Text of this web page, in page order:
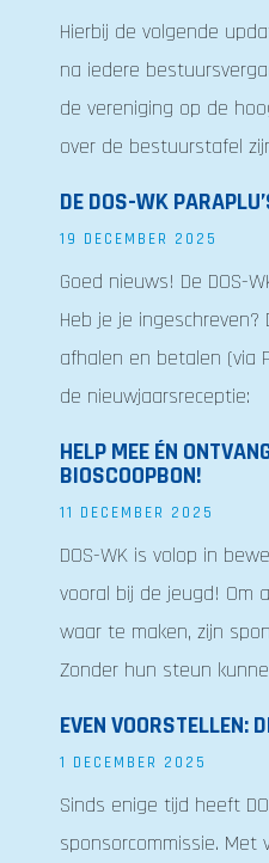
Hierbij de volgende
na iedere
de vereniging op de
over de bestuurstafel
DE DOS-WK
19 DECEMBER 2025
Goed nieuws! De DOS-
Heb je je
afhalen en betalen (via
de nieuwjaarsreceptie:
HELP MEE ÉN
BIOSCOOPBON!
11 DECEMBER 2025
DOS-WK is volop in
vooral bij de jeugd! Om
waar te maken, zijn
Zonder hun steun
EVEN VOORSTELLEN:
1 DECEMBER 2025
Sinds enige tijd heeft
sponsorcommissie.